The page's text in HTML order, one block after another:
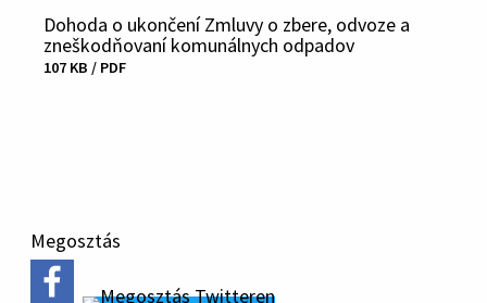
Dohoda o ukončení Zmluvy o zbere, odvoze a
zneškodňovaní komunálnych odpadov
107 KB / PDF
Megosztás